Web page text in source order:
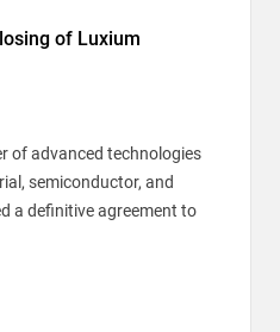
of Luxium
of advanced technologies
semiconductor, and
a definitive agreement to